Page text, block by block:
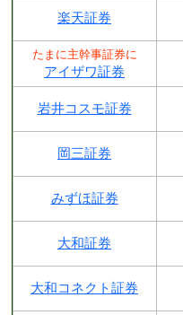
楽天証券
たまに主幹事証券に
アイザワ証券
岩井コスモ証券
岡三証券
みずほ証券
大和証券
大和コネクト証券